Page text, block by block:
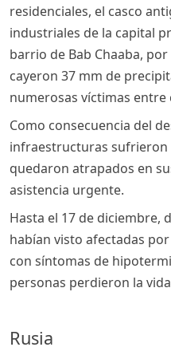
residenciales, el casco
industriales de la capital
barrio de Bab Chaaba,
cayeron 37 mm de
numerosas víctimas
Como consecuencia del
infraestructuras sufrieron
quedaron atrapados en
asistencia urgente.
Hasta el 17 de diciembre,
habían visto afectadas
con síntomas de
personas perdieron la
Rusia